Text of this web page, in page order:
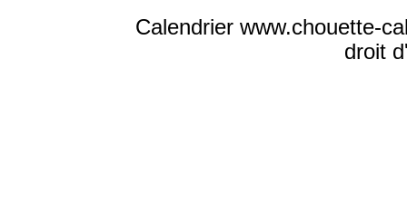
Calendrier www.chouette-
droit